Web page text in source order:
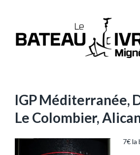
IGP Méditerranée,
Le Colombier,
7€ la